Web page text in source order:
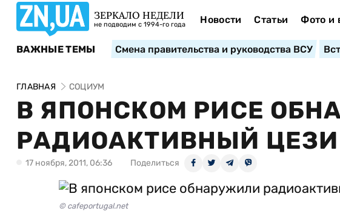
ЗЕРКАЛО НЕДЕЛИ
не подводим с 1994-го года Новости Статьи Фото и
ВАЖНЫЕ ТЕМЫ Смена правительства и руководства ВСУ
ГЛАВНАЯ СОЦИУМ
В ЯПОНСКОМ РИСЕ
РАДИОАКТИВНЫЙ
17 ноября, 2011, 06:36 Поделиться
© cafeportugal.net